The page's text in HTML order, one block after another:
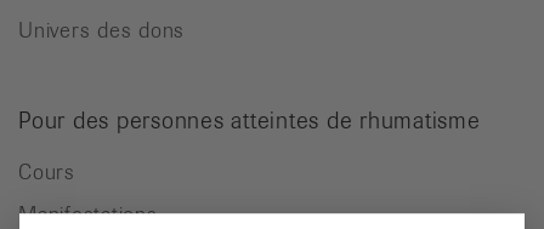
Univers des dons
Pour des personnes atteintes de rhumatisme
Cours
Manifestations